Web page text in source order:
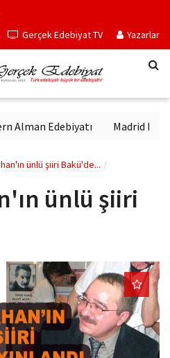
Gerçek Edebiyat TV Yazarlar
Alman Edebiyatı Madrid
ünlü şiiri Bakü'de...
ünlü şiiri